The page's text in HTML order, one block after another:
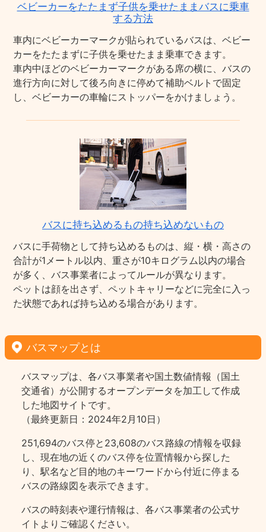
ベビーカーをたたまず子供を乗せたままバスに乗車
する方法
車内にベビーカーマークが貼られているバスは、ベビー
カーをたたまずに子供を乗せたまま乗車できます。
車内中ほどのベビーカーマークがある席の横に、バスの
進行方向に対して後ろ向きに停めて補助ベルトで固定
し、ベビーカーの車輪にストッパーをかけましょう。
バスに持ち込めるもの持ち込めないもの
バスに手荷物として持ち込めるものは、縦・横・高さの
合計が1メートル以内、重さが10キログラム以内の場合
が多く、バス事業者によってルールが異なります。
ペットは顔を出さず、ペットキャリーなどに完全に入っ
た状態であれば持ち込める場合があります。
バスマップとは
バスマップは、各バス事業者や国土数値情報（国土
交通省）が公開するオープンデータを加工して作成
した地図サイトです。
（最終更新日：2024年2月10日）
251,694のバス停と23,608のバス路線の情報を収録
し、現在地の近くのバス停を位置情報から探した
り、駅名など目的地のキーワードから付近に停まる
バスの路線図を表示できます。
バスの時刻表や運行情報は、各バス事業者の公式サ
イトよりご確認ください。